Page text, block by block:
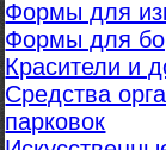
Формы для
Формы для
Красители и
Средства
парковок